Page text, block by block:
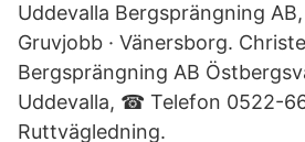
Uddevalla Bergsprängning
Gruvjobb · Vänersborg.
Bergsprängning AB
Uddevalla, ☎ Telefon 0522-
Ruttvägledning.